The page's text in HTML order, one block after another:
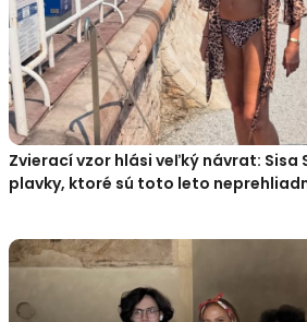
Zvierací vzor hlási veľký návrat: Sisa
plavky, ktoré sú toto leto